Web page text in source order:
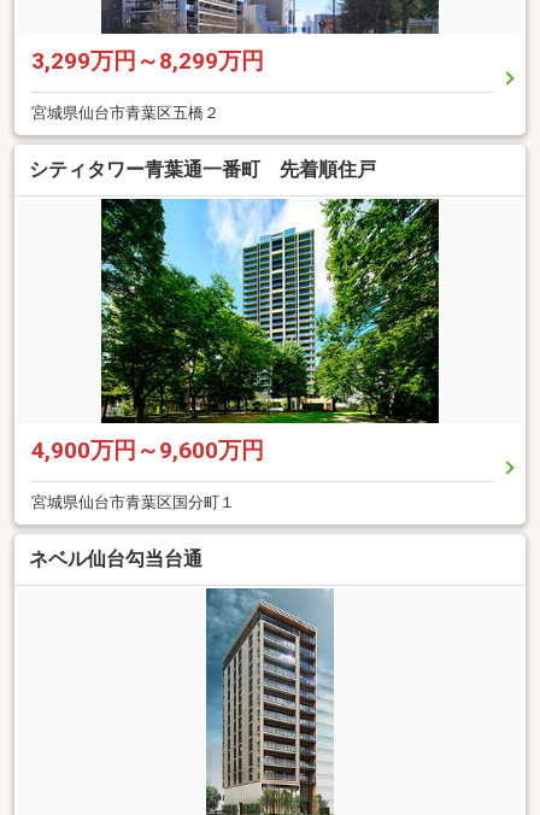
3,299万円～8,299万円
宮城県仙台市青葉区五橋２
シティタワー青葉通一番町 先着順住戸
4,900万円～9,600万円
宮城県仙台市青葉区国分町１
ネベル仙台勾当台通